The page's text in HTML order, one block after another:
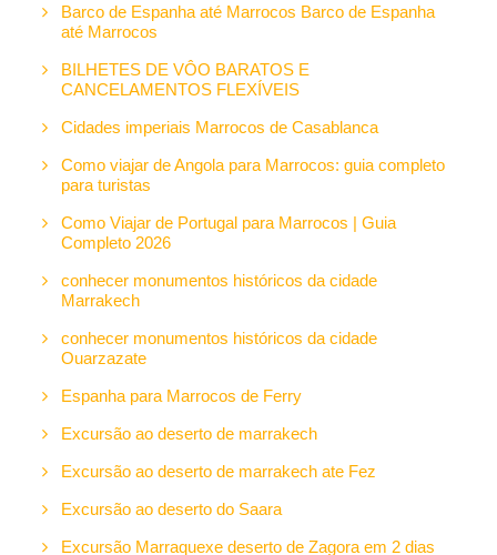
Barco de Espanha até Marrocos Barco de Espanha
até Marrocos
BILHETES DE VÔO BARATOS E
CANCELAMENTOS FLEXÍVEIS
Cidades imperiais Marrocos de Casablanca
Como viajar de Angola para Marrocos: guia completo
para turistas
Como Viajar de Portugal para Marrocos | Guia
Completo 2026
conhecer monumentos históricos da cidade
Marrakech
conhecer monumentos históricos da cidade
Ouarzazate
Espanha para Marrocos de Ferry
Excursão ao deserto de marrakech
Excursão ao deserto de marrakech ate Fez
Excursão ao deserto do Saara
Excursão Marraquexe deserto de Zagora em 2 dias